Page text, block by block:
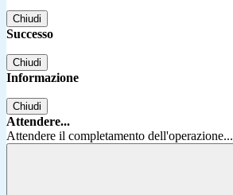
Chiudi
Successo
Chiudi
Informazione
Chiudi
Attendere...
Attendere il completamento dell'operazione...